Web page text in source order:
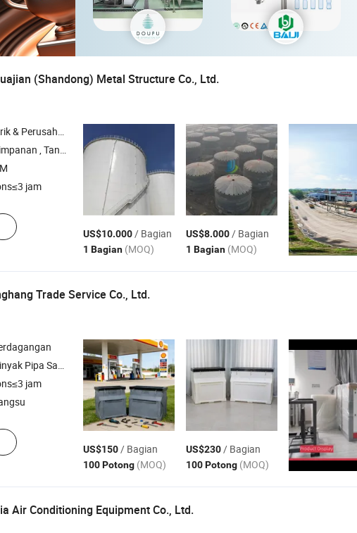
(Shandong) Metal Structure Co., Ltd.
Dagang
Bahan Bakar , Tangki Penyimpanan Air , Tangki Penyimpanan Cairan
jam
US$10.000/ Bagian
1 Bagian (MOQ)
US$8.000/ Bagian
1 Bagian (MOQ)
Trade Service Co., Ltd.
Sambungan Pipa
jam
US$150/ Bagian
100 Potong (MOQ)
US$230/ Bagian
100 Potong (MOQ)
Air Conditioning Equipment Co., Ltd.